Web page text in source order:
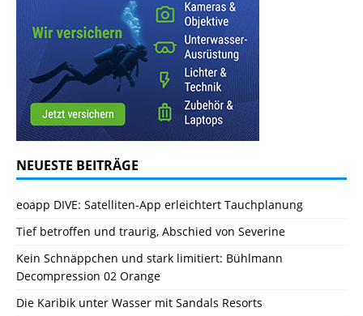
NEUESTE BEITRÄGE
eoapp DIVE: Satelliten-App erleichtert Tauchplanung
Tief betroffen und traurig, Abschied von Severine
Kein Schnäppchen und stark limitiert: Bühlmann
Decompression 02 Orange
Die Karibik unter Wasser mit Sandals Resorts